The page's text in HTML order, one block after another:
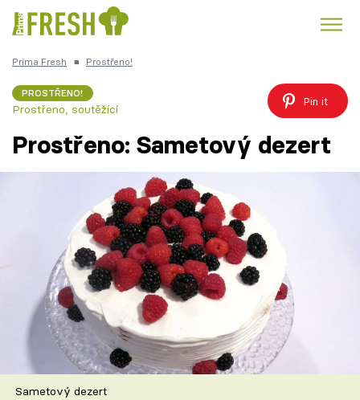
Česká kuchyně
Témata
Recepty
Články
TV Program
Škola vaření
Prima Fresh ■ Prostřeno!
PROSTŘENO!
Prostřeno, soutěžící
Pin it
Prostřeno: Sametový dezert
Sametový dezert